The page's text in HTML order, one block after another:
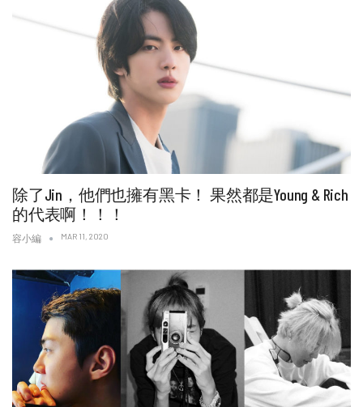
除了Jin，他們也擁有黑卡！ 果然都是Young & Rich
的代表啊！！！
容小編 MAR 11, 2020